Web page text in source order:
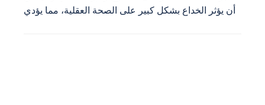
أن يؤثر الخداع بشكل كبير على الصحة العقلية، مما يؤدي